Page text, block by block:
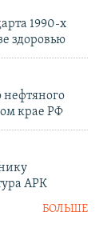
1990-х
здоровью
нефтяного
крае РФ
АРК
БОЛЬШЕ